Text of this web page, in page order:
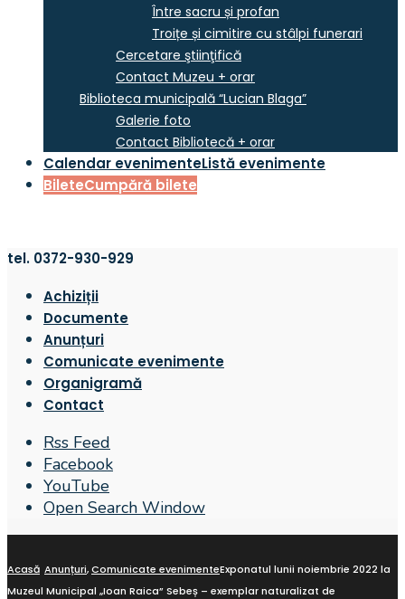
Între sacru și profan
Troițe și cimitire cu stâlpi funerari
Cercetare ştiinţifică
Contact Muzeu + orar
Biblioteca municipală “Lucian Blaga”
Galerie foto
Contact Bibliotecă + orar
Calendar evenimenteListă evenimente
BileteCumpără bilete
tel. 0372-930-929
Achiziții
Documente
Anunțuri
Comunicate evenimente
Organigramă
Contact
Rss Feed
Facebook
YouTube
Open Search Window
Acasă Anunțuri,Comunicate evenimenteExponatul lunii noiembrie 2022 la
Muzeul Municipal „Ioan Raica” Sebeș – exemplar naturalizat de